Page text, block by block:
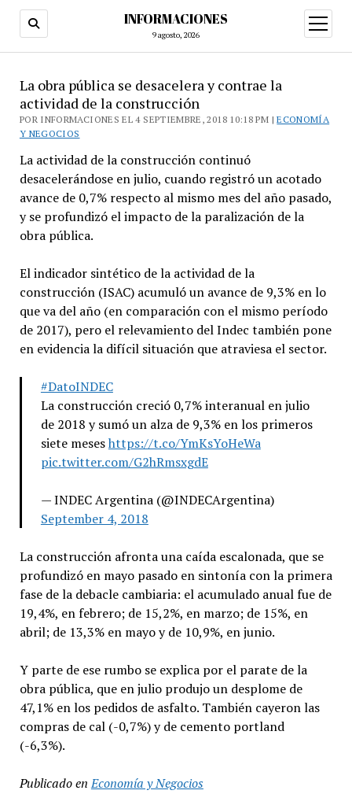
INFORMACIONES
9 agosto, 2026
abrir
menú
La obra pública se desacelera y contrae la
actividad de la construcción
POR INFORMACIONES EL 4 SEPTIEMBRE, 2018 10:18 PM |ECONOMÍA
Y NEGOCIOS
La actividad de la construcción continuó
desacelerándose en julio, cuando registró un acotado
avance de 0,7% respecto al mismo mes del año pasado,
y se profundizó el impacto de la paralización de la
obra pública.
El indicador sintético de la actividad de la
construcción (ISAC) acumuló un avance de 9,3% en lo
que va del año (en comparación con el mismo período
de 2017), pero el relevamiento del Indec también pone
en evidencia la difícil situación que atraviesa el sector.
#DatoINDEC
La construcción creció 0,7% interanual en julio
de 2018 y sumó un alza de 9,3% en los primeros
siete meseshttps://t.co/YmKsYoHeWa
pic.twitter.com/G2hRmsxgdE
— INDEC Argentina (@INDECArgentina)
September 4, 2018
La construcción afronta una caída escalonada, que se
profundizó en mayo pasado en sintonía con la primera
fase de la debacle cambiaria: el acumulado anual fue de
19,4%, en febrero; de 15,2%, en marzo; de 15%, en
abril; de 13,3% en mayo y de 10,9%, en junio.
Y parte de ese rumbo se explica por el parate de la
obra pública, que en julio produjo un desplome de
47,1% en los pedidos de asfalto. También cayeron las
compras de cal (-0,7%) y de cemento portland
(-6,3%).
Publicado en Economía y Negocios